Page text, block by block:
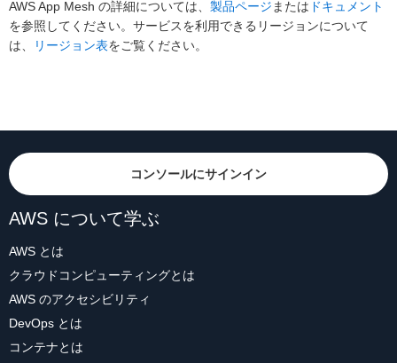
AWS App Mesh の詳細については、 製品ページ または ドキュメント
を参照してください。サービスを利用できるリージョンについて
は、
リージョン表をご覧ください。
コンソールにサインイン
AWS について学ぶ
AWS とは
クラウドコンピューティングとは
AWS のアクセシビリティ
DevOps とは
コンテナとは